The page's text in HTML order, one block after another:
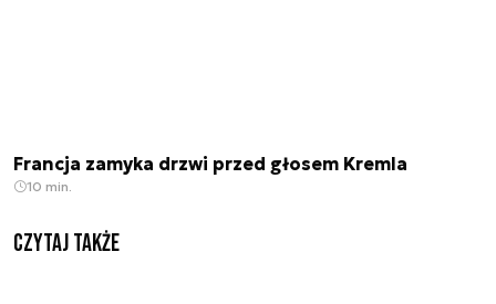
Francja zamyka drzwi przed głosem Kremla
10 min.
Czytaj także